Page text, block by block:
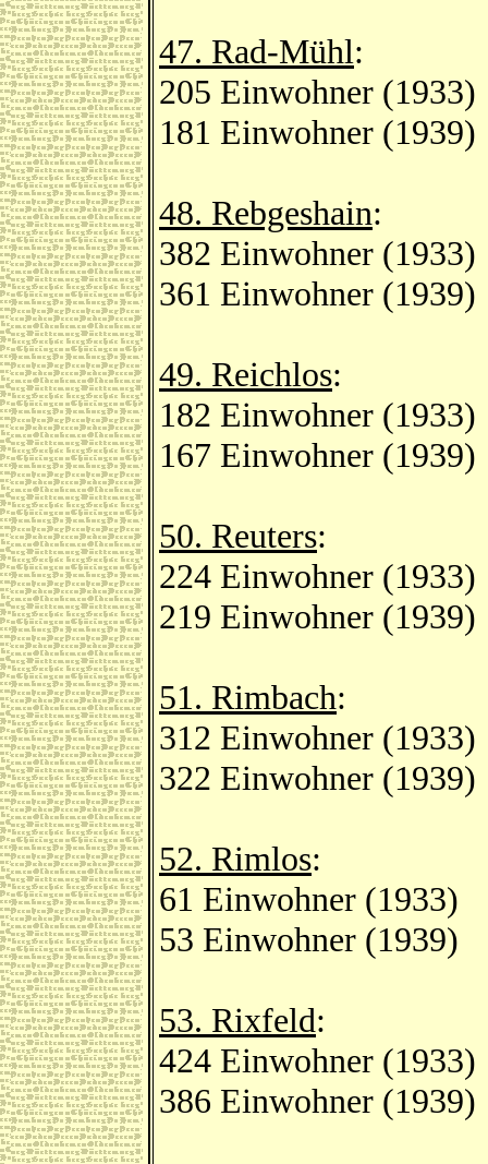
47. Rad-Mühl:
205 Einwohner (1933)
181 Einwohner (1939)
48. Rebgeshain:
382 Einwohner (1933)
361 Einwohner (1939)
49. Reichlos:
182 Einwohner (1933)
167 Einwohner (1939)
50. Reuters:
224 Einwohner (1933)
219 Einwohner (1939)
51. Rimbach:
312 Einwohner (1933)
322 Einwohner (1939)
52. Rimlos:
61 Einwohner (1933)
53 Einwohner (1939)
53. Rixfeld:
424 Einwohner (1933)
386 Einwohner (1939)